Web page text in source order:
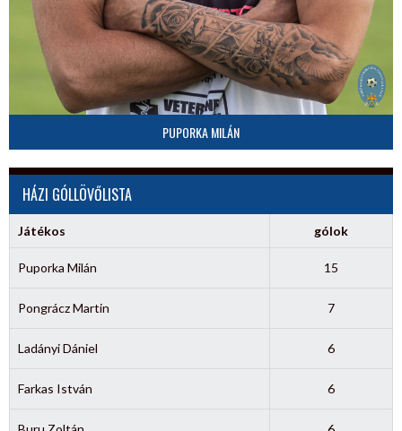
PUPORKA MILÁN
HÁZI GÓLLÖVŐLISTA
Játékos gólok
Puporka Milán 15
Pongrácz Martin 7
Ladányi Dániel 6
Farkas István 6